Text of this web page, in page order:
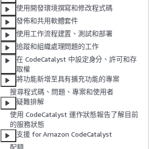
使用開發環境撰寫和修改程式碼
發佈和共用軟體套件
使用工作流程建置、測試和部署
追蹤和組織處理問題的工作
在 CodeCatalyst 中設定身分、許可和存
取權
將功能新增至具有擴充功能的專案
搜尋程式碼、問題、專案和使用者
疑難排解
使用 CodeCatalyst 運作狀態報告了解目前
的服務狀態
支援 for Amazon CodeCatalyst
配額